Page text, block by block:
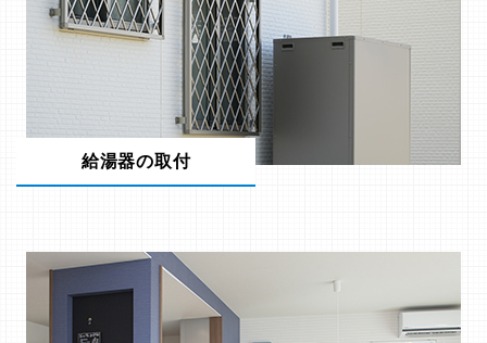
給湯器の取付